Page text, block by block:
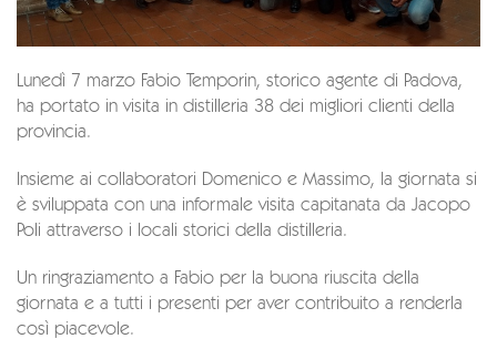
Lunedì 7 marzo Fabio Temporin, storico agente di Padova,
ha portato in visita in distilleria 38 dei migliori clienti della
provincia.
Insieme ai collaboratori Domenico e Massimo, la giornata si
è sviluppata con una informale visita capitanata da Jacopo
Poli attraverso i locali storici della distilleria.
Un ringraziamento a Fabio per la buona riuscita della
giornata e a tutti i presenti per aver contribuito a renderla
così piacevole.